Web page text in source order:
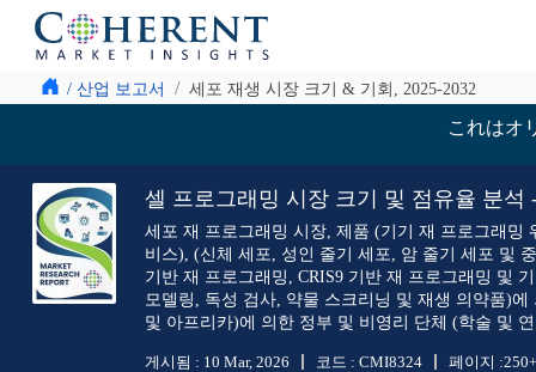
/ 산업 보고서 세포 재생 시장 크기 & 기회, 2025-2032
これはオ
셀 프로그래밍 시장 크기 및 점유율 분석
세포 재 프로그래밍 시장, 제품 (기기 재 프로그래밍
비스), (신체 세포, 성인 줄기 세포, 암 줄기 세포 및
기반 재 프로그래밍, CRIS9 기반 재 프로그래밍 및
모델링, 독성 검사, 약물 스크리닝 및 재생 의약품)
및 아프리카)에 의한 정부 및 비영리 단체 (학술 및
게시됨 : 10 Mar, 2026 코드 : CMI8324 페이지 :250+